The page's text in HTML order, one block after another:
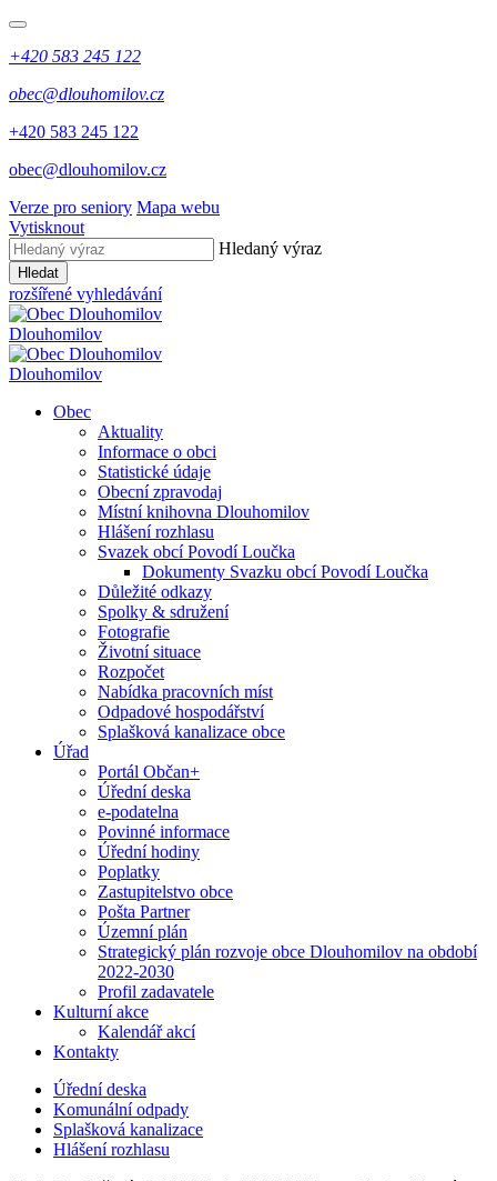
+420 583 245 122
obec@dlouhomilov.cz
+420 583 245 122
obec@dlouhomilov.cz
Verze pro seniory Mapa webu
Vytisknout
Hledaný výraz
Hledat
rozšířené vyhledávání
Dlouhomilov
Dlouhomilov
Obec
Aktuality
Informace o obci
Statistické údaje
Obecní zpravodaj
Místní knihovna Dlouhomilov
Hlášení rozhlasu
Svazek obcí Povodí Loučka
Dokumenty Svazku obcí Povodí Loučka
Důležité odkazy
Spolky & sdružení
Fotografie
Životní situace
Rozpočet
Nabídka pracovních míst
Odpadové hospodářství
Splašková kanalizace obce
Úřad
Portál Občan+
Úřední deska
e-podatelna
Povinné informace
Úřední hodiny
Poplatky
Zastupitelstvo obce
Pošta Partner
Územní plán
Strategický plán rozvoje obce Dlouhomilov na období
2022-2030
Profil zadavatele
Kulturní akce
Kalendář akcí
Kontakty
Úřední deska
Komunální odpady
Splašková kanalizace
Hlášení rozhlasu